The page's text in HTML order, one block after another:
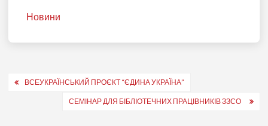
Новини
Навігація
ВСЕУКРАЇНСЬКИЙ ПРОЄКТ “ЄДИНА УКРАЇНА”
СЕМІНАР ДЛЯ БІБЛІОТЕЧНИХ ПРАЦІВНИКІВ ЗЗСО